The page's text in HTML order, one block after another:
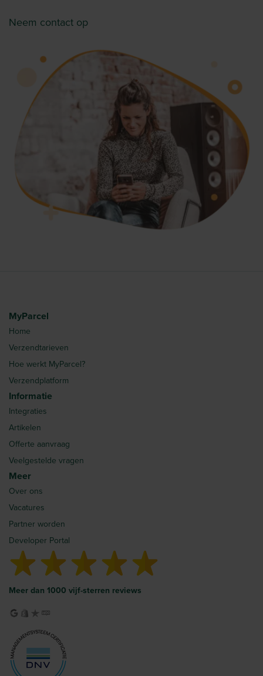
Neem contact op
MyParcel
Home
Verzendtarieven
Hoe werkt MyParcel?
Verzendplatform
Informatie
Integraties
Artikelen
Offerte aanvraag
Veelgestelde vragen
Meer
Over ons
Vacatures
Partner worden
Developer Portal
Meer dan 1000 vijf-sterren reviews